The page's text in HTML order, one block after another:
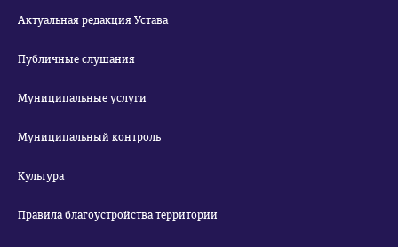
Актуальная редакция Устава
Публичные слушания
Муниципальные услуги
Муниципальный контроль
Культура
Правила благоустройства территории